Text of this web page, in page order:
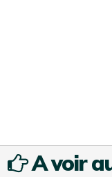
A voir